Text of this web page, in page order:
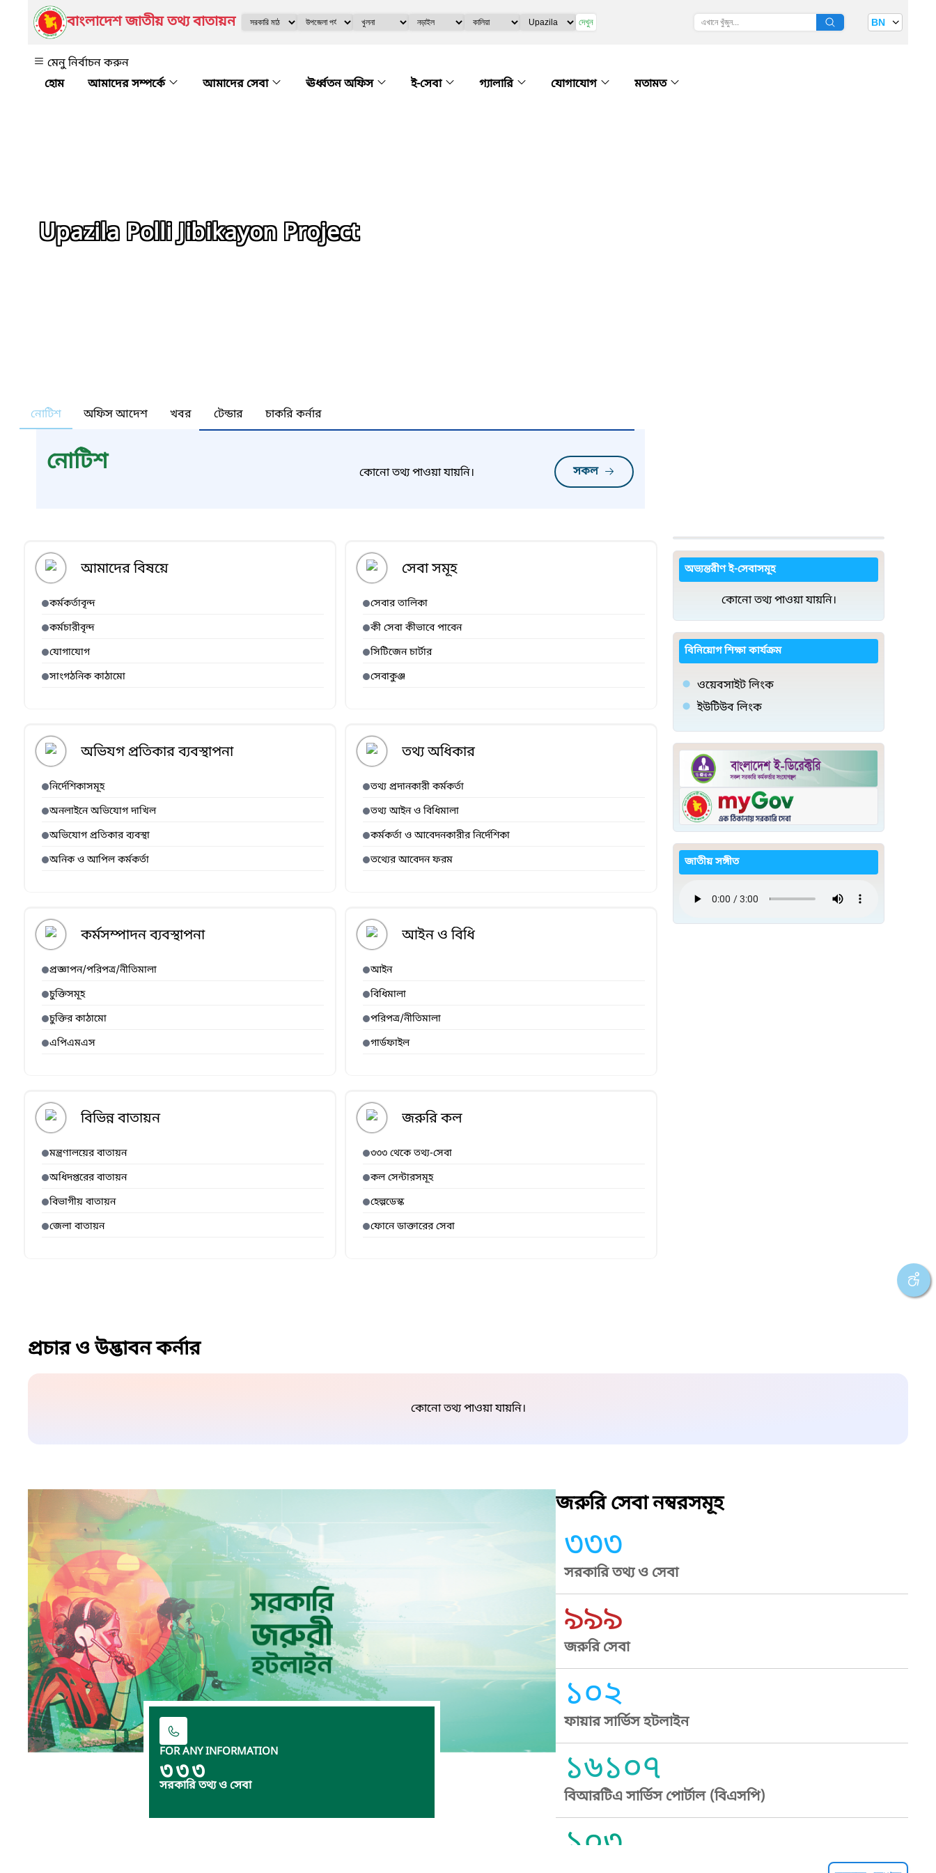
বাংলাদেশ জাতীয় তথ্য বাতায়ন দেখুন BN
মেনু নির্বাচন করুন
আমাদের সম্পর্কে
আমাদের সেবা ঊর্ধ্বতন অফিস ই-সেবা গ্যালারি যোগাযোগ মতামত
Upazila Polli Jibikayon Project
নোটিশ অফিস আদেশ খবর টেন্ডার চাকরি কর্নার
নোটিশ সকল
কোনো তথ্য পাওয়া যায়নি।
আমাদের বিষয়ে
কর্মকর্তাবৃন্দ
কর্মচারীবৃন্দ
যোগাযোগ
সাংগঠনিক কাঠামো
সেবা সমূহ
সেবার তালিকা
কী সেবা কীভাবে পাবেন
সিটিজেন চার্টার
সেবাকুঞ্জ
অভিযগ প্রতিকার ব্যবস্থাপনা
নির্দেশিকাসমূহ
অনলাইনে অভিযোগ দাখিল
অভিযোগ প্রতিকার ব্যবস্থা
অনিক ও আপিল কর্মকর্তা
তথ্য অধিকার
তথ্য প্রদানকারী কর্মকর্তা
তথ্য আইন ও বিধিমালা
কর্মকর্তা ও আবেদনকারীর নির্দেশিকা
তথ্যের আবেদন ফরম
কর্মসম্পাদন ব্যবস্থাপনা
প্রজ্ঞাপন/পরিপত্র/নীতিমালা
চুক্তিসমূহ
চুক্তির কাঠামো
এপিএমএস
আইন ও বিধি
আইন
বিধিমালা
পরিপত্র/নীতিমালা
গার্ডফাইল
বিভিন্ন বাতায়ন
মন্ত্রণালয়ের বাতায়ন
অধিদপ্তরের বাতায়ন
বিভাগীয় বাতায়ন
জেলা বাতায়ন
জরুরি কল
৩৩৩ থেকে তথ্য-সেবা
কল সেন্টারসমূহ
হেল্পডেস্ক
ফোনে ডাক্তারের সেবা
অভ্যন্তরীণ ই-সেবাসমূহ
কোনো তথ্য পাওয়া যায়নি।
বিনিয়োগ শিক্ষা কার্যক্রম
ওয়েবসাইট লিংক
ইউটিউব লিংক
জাতীয় সঙ্গীত
প্রচার ও উদ্ভাবন কর্নার
কোনো তথ্য পাওয়া যায়নি।
FOR ANY INFORMATION
৩৩৩
সরকারি তথ্য ও সেবা
জরুরি সেবা নম্বরসমূহ
৩৩৩
সরকারি তথ্য ও সেবা
৯৯৯
জরুরি সেবা
১০২
ফায়ার সার্ভিস হটলাইন
১৬১০৭
বিআরটিএ সার্ভিস পোর্টাল (বিএসপি)
১০৩